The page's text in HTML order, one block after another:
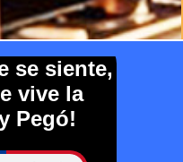
se siente,
vive la
Pegó!